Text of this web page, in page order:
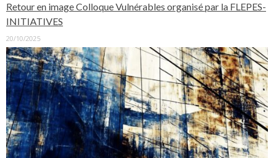
Retour en image Colloque Vulnérables organisé par la FLEPES-
INITIATIVES
20/10/2025